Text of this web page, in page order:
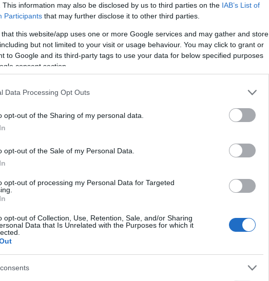
This information may also be disclosed by us to third parties on the IAB’s List of
Participants that may further disclose it to other third parties.
that this website/app uses one or more Google services and may gather and store
but not limited to your visit or usage behaviour. You may click to grant or
to Google and its third-party tags to use your data for below specified purposes
consent section.
Data Processing Opt Outs
opt-out of the Sharing of my personal data.
opt-out of the Sale of my Personal Data.
opt-out of processing my Personal Data for Targeted
opt-out of Collection, Use, Retention, Sale, and/or Sharing
Data that Is Unrelated with the Purposes for which it
Ξενοδοχεία
Ένα πετρόχτιστο ξενοδοχείο 4 αστέρων σε ένα ήσυχο
χωριό του Πηλίου με θέα στον Παγασητικό και άριστη
βαθμολογία
και μικρές εκδρομές λίγων...
Ξενοδοχεία
από 9 και τιμές μέχρι €65 στον υπέροχο παραθαλάσσιο
Άγιο Ιωάννη
Άγιος Ιωάννης, το διάσημο παραθαλάσσιο χωριό του Πηλίου